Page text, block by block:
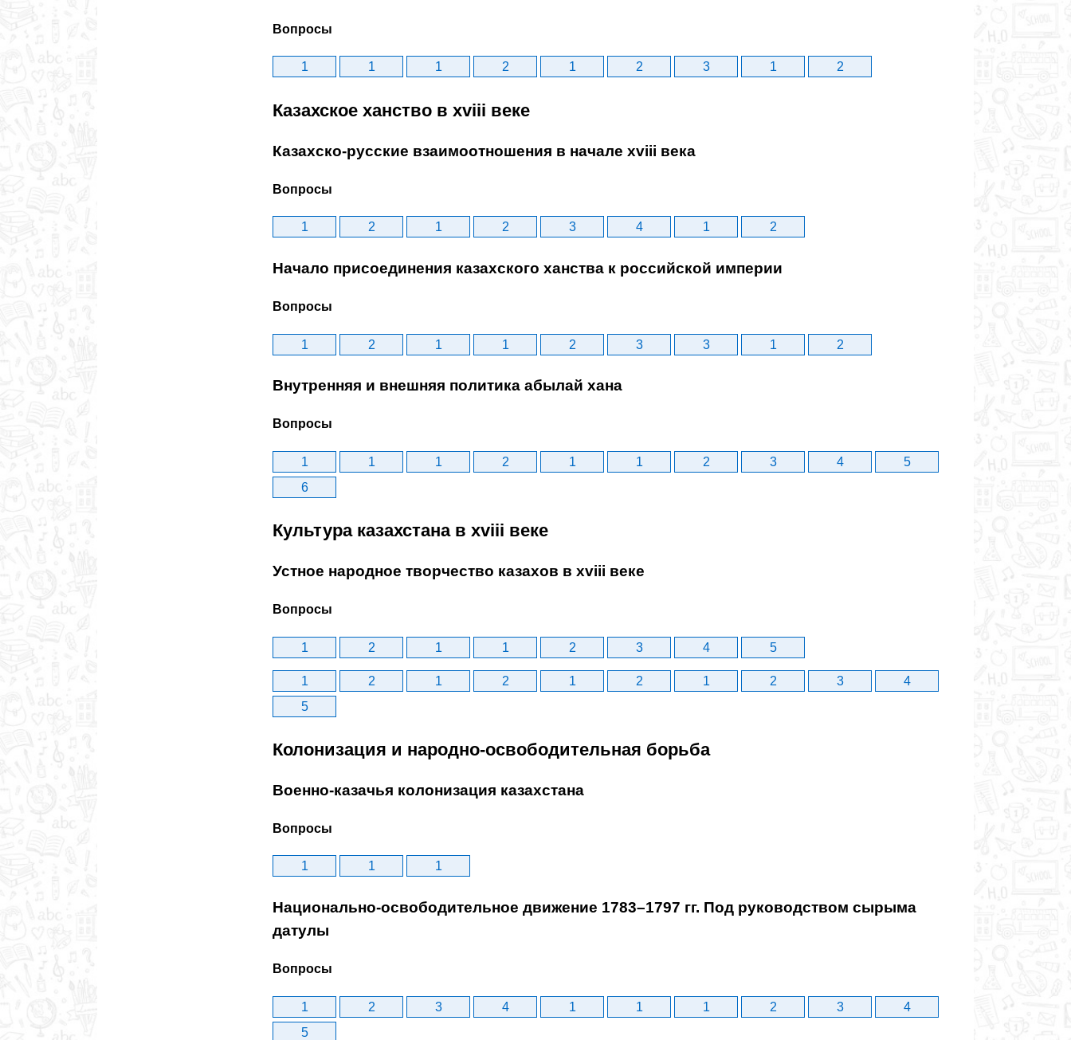
Вопросы
1 1 1 2 1 2 3 1 2
Казахское ханство в хviii веке
Казахско-русские взаимоотношения в начале xviii века
Вопросы
1 2 1 2 3 4 1 2
Начало присоединения казахского ханства к российской империи
Вопросы
1 2 1 1 2 3 3 1 2
Внутренняя и внешняя политика абылай хана
Вопросы
1 1 1 2 1 1 2 3 4
5
6
Культура казахстана в xviii веке
Устное народное творчество казахов в xviii веке
Вопросы
1 2 1 1 2 3 4 5
1 2 1 2 1 2 1 2 3
4
5
Колонизация и народно-освободительная борьба
Военно-казачья колонизация казахстана
Вопросы
1 1 1
Национально-освободительное движение 1783–1797 гг. Под руководством сырыма
датулы
Вопросы
1 2 3 4 1 1 1 2 3
4
5